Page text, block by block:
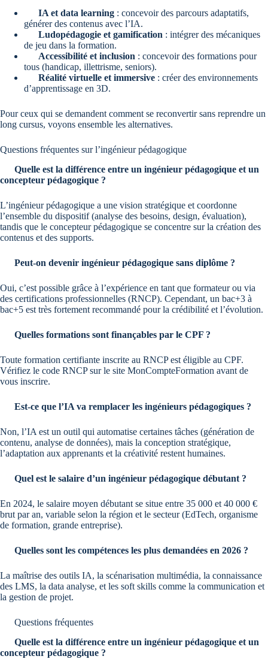
IA et data learning : concevoir des parcours adaptatifs,
générer des contenus avec l’IA.
Ludopédagogie et gamification : intégrer des mécaniques
de jeu dans la formation.
Accessibilité et inclusion : concevoir des formations pour
tous (handicap, illettrisme, seniors).
Réalité virtuelle et immersive : créer des environnements
d’apprentissage en 3D.
Pour ceux qui se demandent comment se reconvertir sans reprendre un
long cursus, voyons ensemble les alternatives.
Questions fréquentes sur l’ingénieur pédagogique
Quelle est la différence entre un ingénieur pédagogique et un
concepteur pédagogique ?
L’ingénieur pédagogique a une vision stratégique et coordonne
l’ensemble du dispositif (analyse des besoins, design, évaluation),
tandis que le concepteur pédagogique se concentre sur la création des
contenus et des supports.
Peut-on devenir ingénieur pédagogique sans diplôme ?
Oui, c’est possible grâce à l’expérience en tant que formateur ou via
des certifications professionnelles (RNCP). Cependant, un bac+3 à
bac+5 est très fortement recommandé pour la crédibilité et l’évolution.
Quelles formations sont finançables par le CPF ?
Toute formation certifiante inscrite au RNCP est éligible au CPF.
Vérifiez le code RNCP sur le site MonCompteFormation avant de
vous inscrire.
Est-ce que l’IA va remplacer les ingénieurs pédagogiques ?
Non, l’IA est un outil qui automatise certaines tâches (génération de
contenu, analyse de données), mais la conception stratégique,
l’adaptation aux apprenants et la créativité restent humaines.
Quel est le salaire d’un ingénieur pédagogique débutant ?
En 2024, le salaire moyen débutant se situe entre 35 000 et 40 000 €
brut par an, variable selon la région et le secteur (EdTech, organisme
de formation, grande entreprise).
Quelles sont les compétences les plus demandées en 2026 ?
La maîtrise des outils IA, la scénarisation multimédia, la connaissance
des LMS, la data analyse, et les soft skills comme la communication et
la gestion de projet.
Questions fréquentes
Quelle est la différence entre un ingénieur pédagogique et un
concepteur pédagogique ?